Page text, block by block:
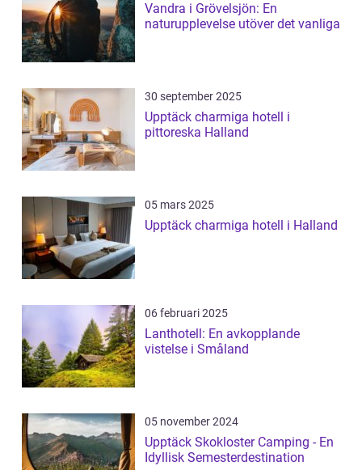
Vandra i Grövelsjön: En
naturupplevelse utöver det vanliga
30 september 2025
Upptäck charmiga hotell i
pittoreska Halland
05 mars 2025
Upptäck charmiga hotell i Halland
06 februari 2025
Lanthotell: En avkopplande
vistelse i Småland
05 november 2024
Upptäck Skokloster Camping - En
Idyllisk Semesterdestination